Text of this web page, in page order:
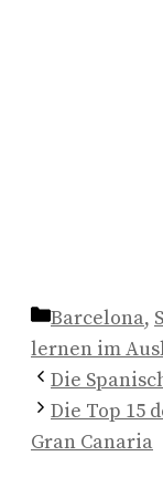
Kategorien
Barcelona,
lernen im
Die
Die Top 15
Gran Canaria